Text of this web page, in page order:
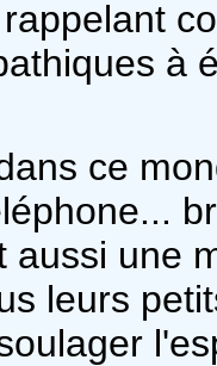
à
ce
aussi une
leurs